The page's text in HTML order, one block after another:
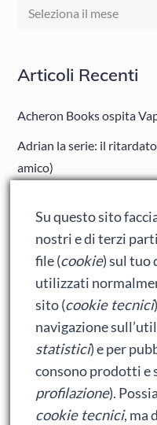
Archivi
Articoli Recenti
Acheron Books ospita
Adrian la serie: il
amico)
Ralph spacca Internet:
Bumblebee: un buon
Meta
Accedi
Feed dei contenuti
Feed dei commenti
Su questo sito
nostri e di terzi
file (cookie) sul tuo
utilizzati
sito (cookie tecnici
navigazione
statistici) e per
consono prodotti e
profilazione).
cookie tecnici, ma